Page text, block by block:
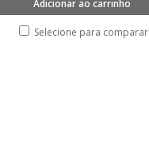
Adicionar ao carrinho
Selecione para comparar